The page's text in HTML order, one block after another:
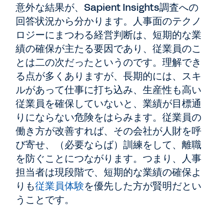
意外な結果が、Sapient Insights調査への
回答状況から分かります。人事面のテクノ
ロジーにまつわる経営判断は、短期的な業
績の確保が主たる要因であり、従業員のこ
とは二の次だったというのです。理解でき
る点が多くありますが、長期的には、スキ
ルがあって仕事に打ち込み、生産性も高い
従業員を確保していないと、業績が目標通
りにならない危険をはらみます。従業員の
働き方が改善すれば、その会社が人財を呼
び寄せ、（必要ならば）訓練をして、離職
を防ぐことにつながります。つまり、人事
担当者は現段階で、短期的な業績の確保よ
りも従業員体験を優先した方が賢明だとい
うことです。